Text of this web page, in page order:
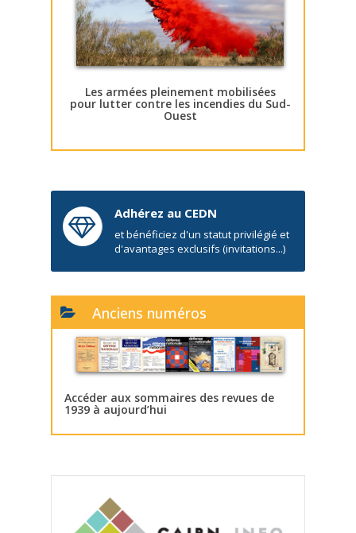
Les armées pleinement mobilisées
pour lutter contre les incendies du Sud-
Ouest
Adhérez au CEDN
et bénéficiez d'un statut privilégié et
d'avantages exclusifs (invitations...)
Anciens numéros
Accéder aux sommaires des revues de
1939 à aujourd’hui